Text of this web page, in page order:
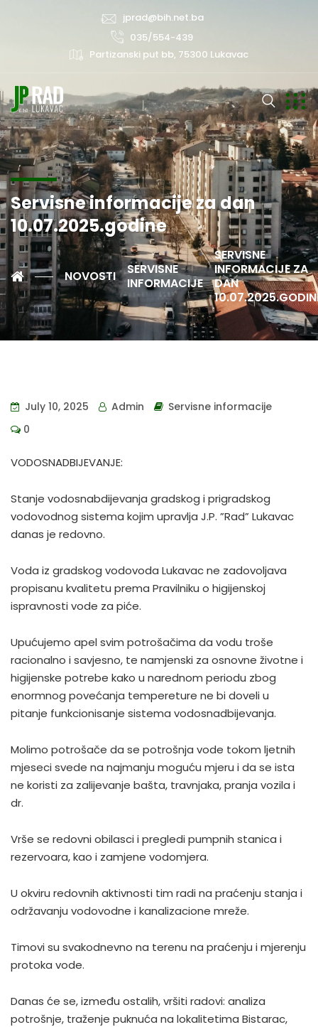
jprad@bih.net.ba
035/554-439
Partizanski put bb, 75300 Lukavac
Servisne informacije za dan
10.07.2025.godine
NOVOSTI
SERVISNE
INFORMACIJE
SERVISNE
INFORMACIJE ZA
DAN
July 10, 2025 Admin
Servisne informacije
0
VODOSNADBIJEVANJE:
Stanje vodosnabdijevanja gradskog i prigradskog
vodovodnog sistema kojim upravlja J.P. ”Rad” Lukavac
danas je redovno.
Voda iz gradskog vodovoda Lukavac ne zadovoljava
propisanu kvalitetu prema Pravilniku o higijenskoj
ispravnosti vode za piće.
Upućujemo apel svim potrošačima da vodu troše
racionalno i savjesno, te namjenski za osnovne životne i
higijenske potrebe kako u narednom periodu zbog
enormnog povećanja tempereture ne bi doveli u
pitanje funkcionisanje sistema vodosnadbijevanja.
Molimo potrošače da se potrošnja vode tokom ljetnih
mjeseci svede na najmanju moguću mjeru i da se ista
ne koristi za zalijevanje bašta, travnjaka, pranja vozila i
dr.
Vrše se redovni obilasci i pregledi pumpnih stanica i
rezervoara, kao i zamjene vodomjera.
U okviru redovnih aktivnosti tim radi na praćenju stanja i
održavanju vodovodne i kanalizacione mreže.
Timovi su svakodnevno na terenu na praćenju i mjerenju
protoka vode.
Danas će se, između ostalih, vršiti radovi: analiza
potrošnje, traženje puknuća na lokalitetima Bistarac,